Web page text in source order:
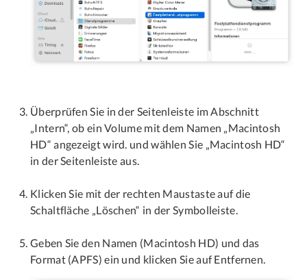
Überprüfen Sie in der Seitenleiste im Abschnitt
„Intern“, ob ein Volume mit dem Namen „Macintosh
HD“ angezeigt wird. und wählen Sie „Macintosh HD“
in der Seitenleiste aus.
Klicken Sie mit der rechten Maustaste auf die
Schaltfläche „Löschen“ in der Symbolleiste.
Geben Sie den Namen (Macintosh HD) und das
Format (APFS) ein und klicken Sie auf Entfernen.